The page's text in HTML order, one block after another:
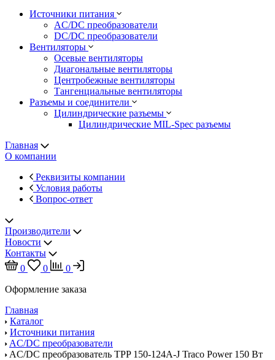
Источники питания
AC/DC преобразователи
DC/DC преобразователи
Вентиляторы
Осевые вентиляторы
Диагональные вентиляторы
Центробежные вентиляторы
Тангенциальные вентиляторы
Разъемы и соединители
Цилиндрические разъемы
Цилиндрические MIL-Spec разъемы
Главная
О компании
Реквизиты компании
Условия работы
Вопрос-ответ
Производители
Новости
Контакты
0
0
0
Оформление заказа
Главная
Каталог
Источники питания
AC/DC преобразователи
AC/DC преобразователь TPP 150-124A-J Traco Power 150 Вт